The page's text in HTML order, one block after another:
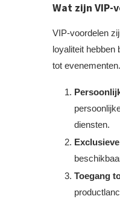
Wat zijn VIP-
VIP-voordelen
loyaliteit hebben
tot
diensten.
Toegang